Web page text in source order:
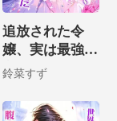
追放された令
嬢、実は最強大
富豪の娘でした
鈴菜すず